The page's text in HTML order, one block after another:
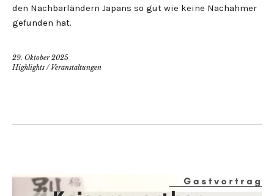
den Nachbarländern Japans so gut wie keine Nachahmer
gefunden hat.
29. Oktober 2025
Highlights / Veranstaltungen